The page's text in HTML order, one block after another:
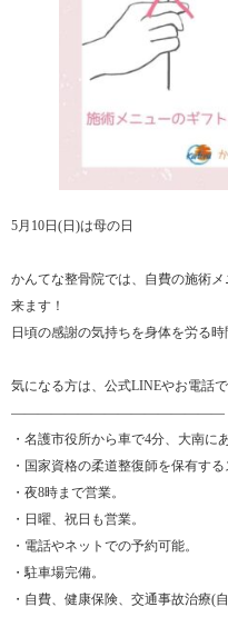
5月10日(日)は母の日
かんてな整骨院では、自費の施術
来ます！
日頃の感謝の気持ちを身体を労る
気になる方は、公式LINEやお電話
――――――――――――――――
・名護市役所から車で4分、大南に
・国家資格の柔道整復師を保有する
・夜8時まで営業。
・日曜、祝日も営業。
・電話やネットでの予約可能。
・駐車場完備。
・自費、健康保険、交通事故治療(